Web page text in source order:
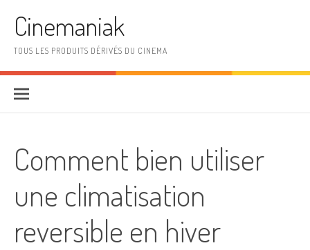
Cinemaniak
TOUS LES PRODUITS DÉRIVÉS DU CINEMA
Comment bien utiliser
une climatisation
reversible en hiver